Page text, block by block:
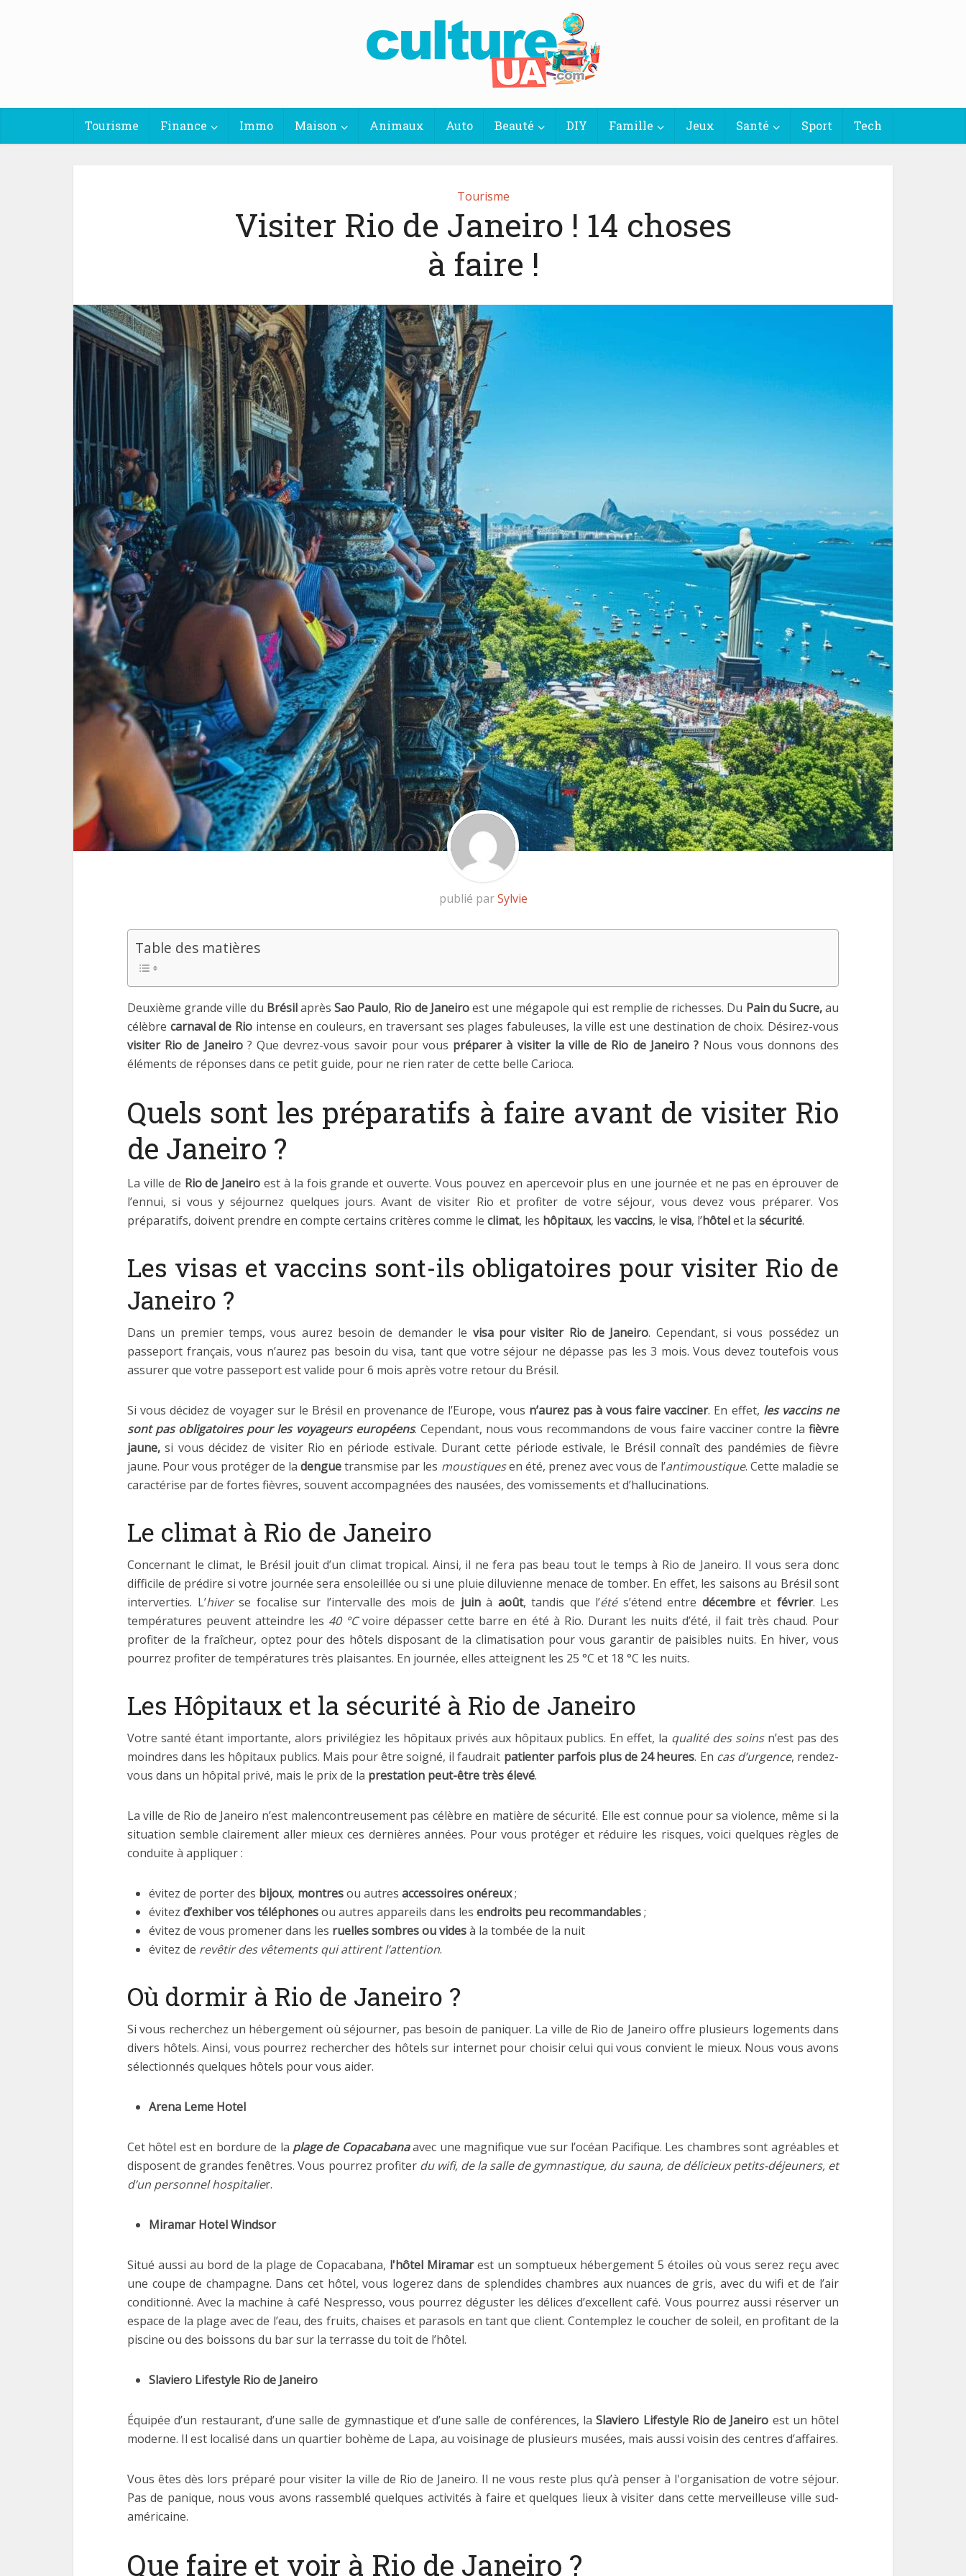
Tourisme Finance Immo Maison Animaux Auto Beauté DIY Famille Jeux Santé Sport Tech
Tourisme
Visiter Rio de Janeiro ! 14 choses
à faire !
publié parSylvie
Table des matières
Deuxième grande ville du BrésilaprèsSao Paulo, Rio de Janeiroest une mégapole qui est remplie de richesses. Du Pain du Sucre,au
célèbre carnaval de Riointense en couleurs, en traversant ses plages fabuleuses, la ville est une destination de choix. Désirez-vous
visiter Rio de Janeiro? Que devrez-vous savoir pour vous préparer à visiter la ville de Rio de Janeiro ? Nous vous donnons des
éléments de réponses dans ce petit guide, pour ne rien rater de cette belle Carioca.
Quels sont les préparatifs à faire avant de visiter Rio
de Janeiro ?
La ville de Rio de Janeiroest à la fois grande et ouverte. Vous pouvez en apercevoir plus en une journée et ne pas en éprouver de
l’ennui, si vous y séjournez quelques jours. Avant de visiter Rio et profiter de votre séjour, vous devez vous préparer. Vos
préparatifs, doivent prendre en compte certains critères comme le climat, les hôpitaux, les vaccins, le visa, l’hôtelet la sécurité.
Les visas et vaccins sont-ils obligatoires pour visiter Rio de
Janeiro ?
Dans un premier temps, vous aurez besoin de demander le visa pour visiter Rio de Janeiro. Cependant, si vous possédez un
passeport français, vous n’aurez pas besoin du visa, tant que votre séjour ne dépasse pas les 3 mois. Vous devez toutefois vous
assurer que votre passeport est valide pour 6 mois après votre retour du Brésil.
Si vous décidez de voyager sur le Brésil en provenance de l’Europe, vous n’aurez pas à vous faire vacciner. En effet, les vaccins ne
sont pas obligatoires pour les voyageurs européens. Cependant, nous vous recommandons de vous faire vacciner contre lafièvre
jaune,si vous décidez de visiter Rio en période estivale. Durant cette période estivale, le Brésil connaît des pandémies de fièvre
jaune. Pour vous protéger de ladenguetransmise par les moustiquesen été, prenez avec vous de l’antimoustique. Cette maladie se
caractérise par de fortes fièvres, souvent accompagnées des nausées, des vomissements et d’hallucinations.
Le climat à Rio de Janeiro
Concernant le climat, le Brésil jouit d’un climat tropical. Ainsi, il ne fera pas beau tout le temps à Rio de Janeiro. Il vous sera donc
difficile de prédire si votre journée sera ensoleillée ou si une pluie diluvienne menace de tomber. En effet, les saisons au Brésil sont
interverties. L’hiverse focalise sur l’intervalle des mois de juinà août, tandis que l’étés’étend entre décembreet février. Les
températures peuvent atteindre les 40 °Cvoire dépasser cette barre en été à Rio. Durant les nuits d’été, il fait très chaud. Pour
profiter de la fraîcheur, optez pour des hôtels disposant de la climatisation pour vous garantir de paisibles nuits. En hiver, vous
pourrez profiter de températures très plaisantes. En journée, elles atteignent les 25 °C et 18 °C les nuits.
Les Hôpitaux et la sécurité à Rio de Janeiro
Votre santé étant importante, alors privilégiez les hôpitaux privés aux hôpitaux publics. En effet, la qualité des soinsn’est pas des
moindres dans les hôpitaux publics. Mais pour être soigné, il faudrait patienter parfois plus de 24 heures. En cas d’urgence, rendez-
vous dans un hôpital privé, mais le prix de la prestation peut-être très élevé.
La ville de Rio de Janeiro n’est malencontreusement pas célèbre en matière de sécurité. Elle est connue pour sa violence, même si la
situation semble clairement aller mieux ces dernières années. Pour vous protéger et réduire les risques, voici quelques règles de
conduite à appliquer :
évitez de porter des bijoux, montresou autres accessoires onéreux;
évitez d’exhiber vos téléphonesou autres appareils dans les endroits peu recommandables;
évitez de vous promener dans les ruelles sombres ou videsà la tombée de la nuit
évitez de revêtir des vêtements qui attirent l’attention.
Où dormir à Rio de Janeiro ?
Si vous recherchez un hébergement où séjourner, pas besoin de paniquer. La ville de Rio de Janeiro offre plusieurs logements dans
divers hôtels. Ainsi, vous pourrez rechercher des hôtels sur internet pour choisir celui qui vous convient le mieux. Nous vous avons
sélectionnés quelques hôtels pour vous aider.
Arena Leme Hotel
Cet hôtel est en bordure de la plage de Copacabanaavec une magnifique vue sur l’océan Pacifique. Les chambres sont agréables et
disposent de grandes fenêtres. Vous pourrez profiter du wifi, de la salle de gymnastique, du sauna, de délicieux petits-déjeuners, et
d’un personnel hospitalier.
Miramar Hotel Windsor
Situé aussi au bord de la plage de Copacabana, l'hôtel Miramarest un somptueux hébergement 5 étoiles où vous serez reçu avec
une coupe de champagne. Dans cet hôtel, vous logerez dans de splendides chambres aux nuances de gris, avec du wifi et de l’air
conditionné. Avec la machine à café Nespresso, vous pourrez déguster les délices d’excellent café. Vous pourrez aussi réserver un
espace de la plage avec de l’eau, des fruits, chaises et parasols en tant que client. Contemplez le coucher de soleil, en profitant de la
piscine ou des boissons du bar sur la terrasse du toit de l’hôtel.
Slaviero Lifestyle Rio de Janeiro
Équipée d’un restaurant, d’une salle de gymnastique et d’une salle de conférences, laSlaviero Lifestyle Rio de Janeiro est un hôtel
moderne. Il est localisé dans un quartier bohème de Lapa, au voisinage de plusieurs musées, mais aussi voisin des centres d’affaires.
Vous êtes dès lors préparé pour visiter la ville de Rio de Janeiro. Il ne vous reste plus qu’à penser à l'organisation de votre séjour.
Pas de panique, nous vous avons rassemblé quelques activités à faire et quelques lieux à visiter dans cette merveilleuse ville sud-
américaine.
Que faire et voir à Rio de Janeiro ?